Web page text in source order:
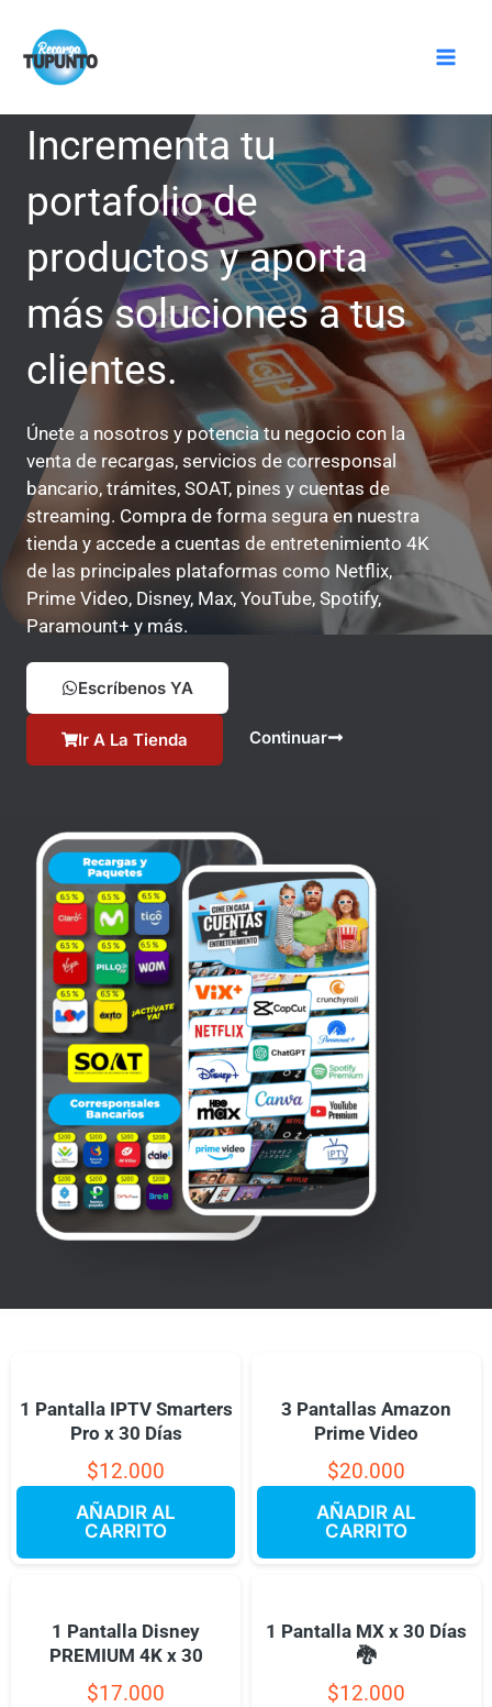
contenido
Incrementa tu
portafolio de
productos y aporta
más soluciones a tus
clientes.
Únete a nosotros y potencia tu negocio con la
venta de recargas, servicios de corresponsal
bancario, trámites, SOAT, pines y cuentas de
streaming. Compra de forma segura en nuestra
tienda y accede a cuentas de entretenimiento 4K
de las principales plataformas como Netflix,
Prime Video, Disney, Max, YouTube, Spotify,
Paramount+ y más.
Escríbenos YA
Ir A La Tienda Continuar
1 Pantalla IPTV Smarters
Pro x 30 Días
$12.000
AÑADIR AL
CARRITO
3 Pantallas Amazon
Prime Video
$20.000
AÑADIR AL
CARRITO
1 Pantalla Disney
PREMIUM 4K x 30
$17.000
1 Pantalla MX x 30 Días
🐉
$12.000